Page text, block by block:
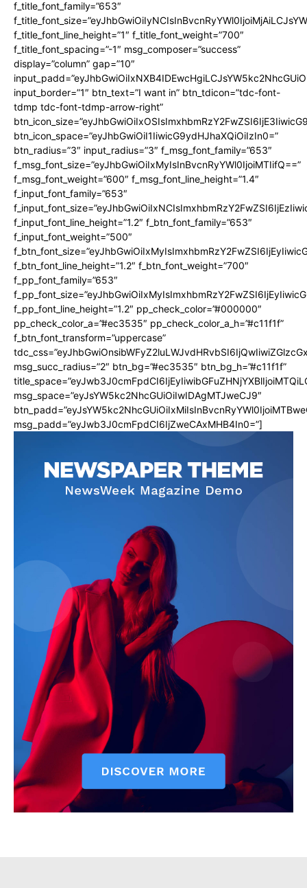
f_title_font_family=”653″
f_title_font_line_height=”1″ f_title_font_weight=”700″
f_title_font_spacing=”-1″ msg_composer=”success”
display=”column” gap=”10″
input_border=”1″ btn_text=”I want in” btn_tdicon=”tdc-font-
tdmp tdc-font-tdmp-arrow-right”
btn_icon_space=”eyJhbGwiOiI1IiwicG9ydHJhaXQiOiIzIn0=”
btn_radius=”3″ input_radius=”3″ f_msg_font_family=”653″
f_msg_font_size=”eyJhbGwiOiIxMyIsInBvcnRyYWl0IjoiMTIifQ==”
f_msg_font_weight=”600″ f_msg_font_line_height=”1.4″
f_input_font_family=”653″
f_input_font_line_height=”1.2″ f_btn_font_family=”653″
f_input_font_weight=”500″
f_btn_font_line_height=”1.2″ f_btn_font_weight=”700″
f_pp_font_family=”653″
f_pp_font_line_height=”1.2″ pp_check_color=”#000000″
pp_check_color_a=”#ec3535″ pp_check_color_a_h=”#c11f1f”
f_btn_font_transform=”uppercase”
msg_succ_radius=”2″ btn_bg=”#ec3535″ btn_bg_h=”#c11f1f”
msg_space=”eyJsYW5kc2NhcGUiOiIwIDAgMTJweCJ9″
msg_padd=”eyJwb3J0cmFpdCI6IjZweCAxMHB4In0=”]